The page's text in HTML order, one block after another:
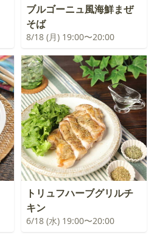
ブルゴーニュ風海鮮まぜ
そば
8/18 (月) 19:00〜20:00
トリュフハーブグリルチ
キン
6/18 (水) 19:00〜20:00